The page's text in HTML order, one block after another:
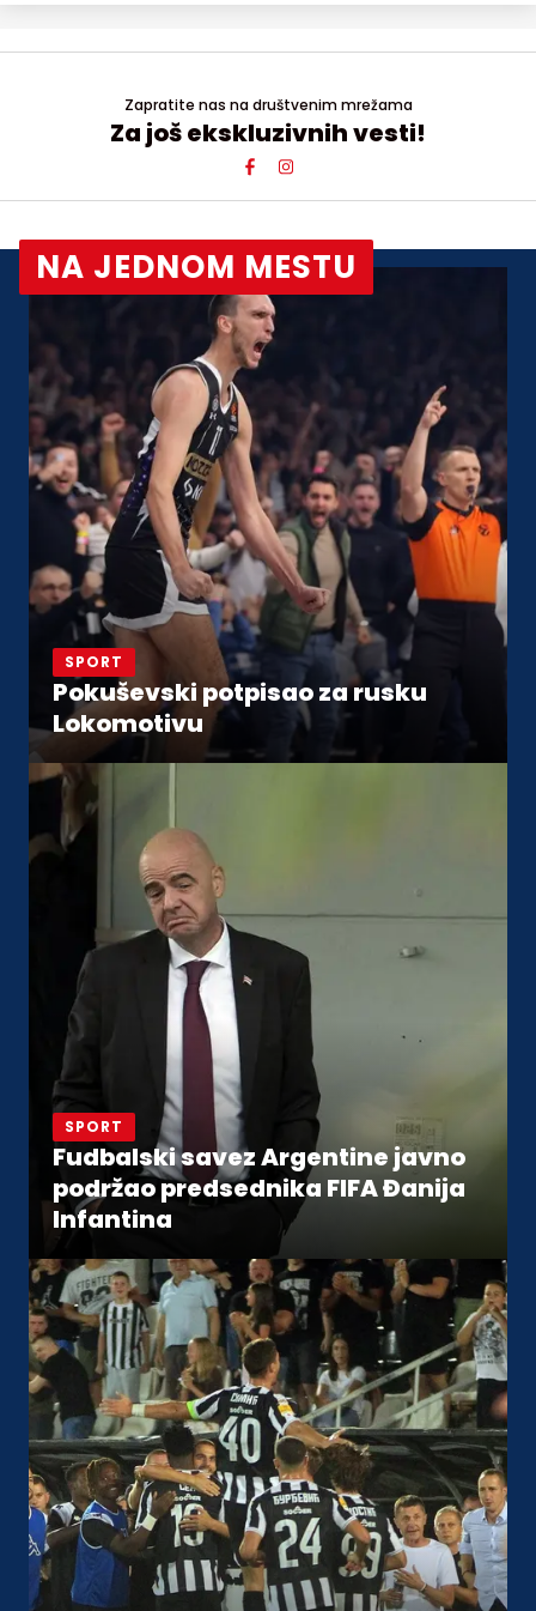
Zapratite nas na društvenim mrežama
Za još ekskluzivnih vesti!
NA JEDNOM MESTU
SPORT
Pokuševski potpisao za rusku
Lokomotivu
SPORT
Fudbalski savez Argentine javno
podržao predsednika FIFA Đanija
Infantina